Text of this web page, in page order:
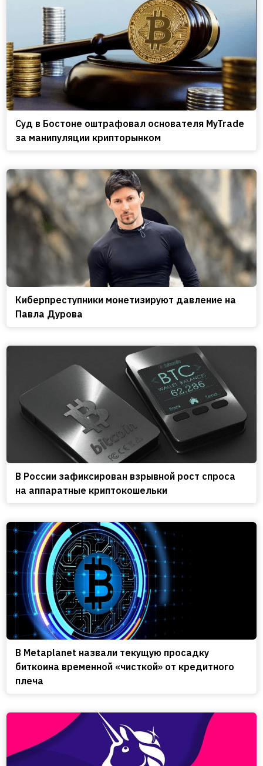
Cуд в Бостоне оштрафовал основателя MyTrade
за манипуляции крипторынком
Киберпреступники монетизируют давление на
Павла Дурова
В России зафиксирован взрывной рост спроса
на аппаратные криптокошельки
В Metaplanet назвали текущую просадку
биткоина временной «чисткой» от кредитного
плеча